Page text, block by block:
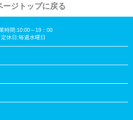
ージトップに戻る
時間:10:00～19：00
定休日:毎週水曜日